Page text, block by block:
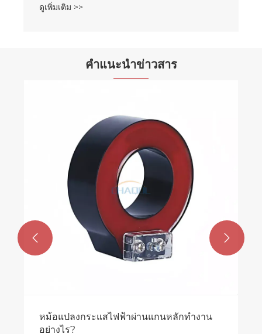
คำแนะนำข่าวสาร
เซอร์กิตเบรกเกอร์สุญญากาศขั้วเดี่ยว 27.5KV
รับประกันการป้องกันแรงดันไฟฟ้าปานกลางที่
เชื่อถือได้ได้อย่างไร
ดูเพิ่มเติม >>
 